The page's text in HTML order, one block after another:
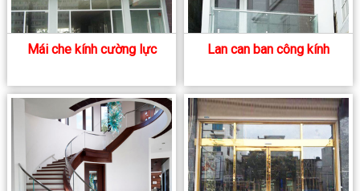
Mái che kính cường lực Lan can ban công kính